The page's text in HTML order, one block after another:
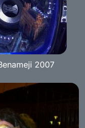
2007